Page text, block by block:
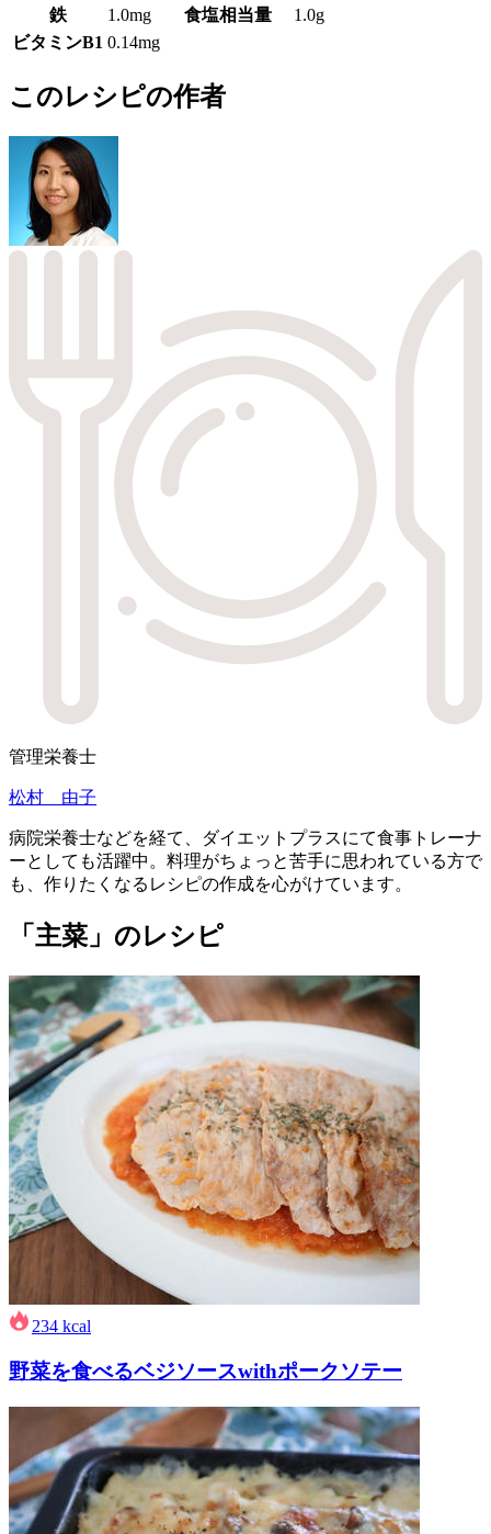
鉄 1.0mg 食塩相当量
1.0g
ビタミンB1 0.14mg
このレシピの作者
管理栄養士
松村 由子
病院栄養士などを経て、ダイエットプラスにて食事トレーナ
ーとしても活躍中。料理がちょっと苦手に思われている方で
も、作りたくなるレシピの作成を心がけています。
「主菜」のレシピ
234 kcal
野菜を食べるベジソースwithポークソテー